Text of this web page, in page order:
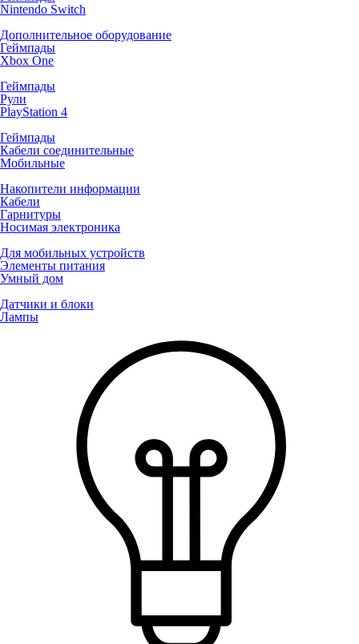
Nintendo Switch
Дополнительное оборудование
Геймпады
Xbox One
Геймпады
Рули
PlayStation 4
Геймпады
Кабели соединительные
Мобильные
Накопители информации
Кабели
Гарнитуры
Носимая электроника
Для мобильных устройств
Элементы питания
Умный дом
Датчики и блоки
Лампы